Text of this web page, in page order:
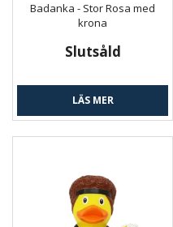
Badanka - Stor Rosa med
krona
Slutsåld
LÄS MER